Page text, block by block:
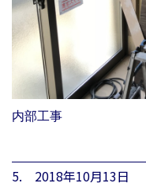
内部工事
5. 2018年10月13日